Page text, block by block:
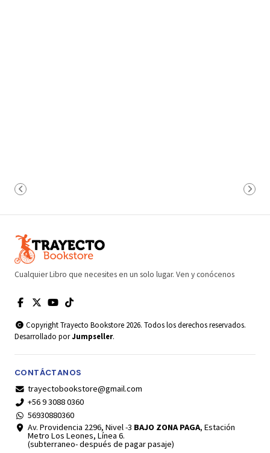
Cualquier Libro que necesites en un solo lugar. Ven y conócenos
Copyright Trayecto Bookstore 2026. Todos los derechos reservados.
Desarrollado porJumpseller.
CONTÁCTANOS
trayectobookstore@gmail.com
+56 9 3088 0360
56930880360
Av. Providencia 2296, Nivel -3 BAJO ZONA PAGA, Estación
Metro Los Leones, Línea 6.
(subterraneo- después de pagar pasaje)